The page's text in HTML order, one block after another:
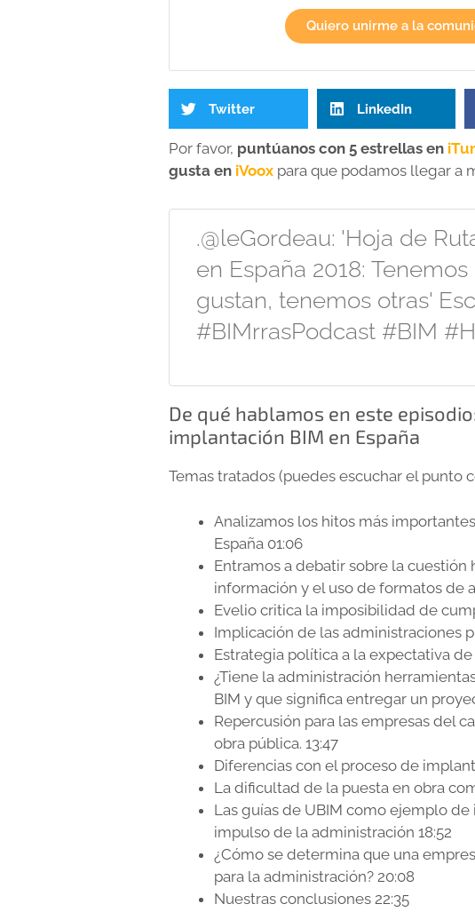
Quiero unirme a la
Twitter LinkedIn
Por favor, puntúanos con 5 estrellas en
gusta en iVoox para que podamos llegar a
.@leGordeau: 'Hoja de
en España 2018:
gustan, tenemos otras'
#BIMrrasPodcast #BIM
De qué hablamos en este
implantación BIM en España
Temas tratados (puedes escuchar el punto
Analizamos los hitos más
España 01:06
Entramos a debatir sobre la
información y el uso de formatos de
Evelio critica la imposibilidad de
Implicación de las administraciones
Estrategia política a la expectativa
¿Tiene la administración
BIM y que significa entregar un
Repercusión para las empresas del
obra pública. 13:47
Diferencias con el proceso de
La dificultad de la puesta en obra
Las guías de UBIM como ejemplo
impulso de la administración 18:52
¿Cómo se determina que una
para la administración? 20:08
Nuestras conclusiones 22:35